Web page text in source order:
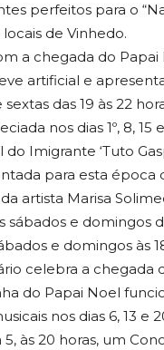
perfeitos para o
de Vinhedo.
a chegada do Papai
artificial e
das 19 às 22
nos dias 1º, 8, 15
Imigrante ‘Tuto
para esta época
artista Marisa
e domingos
e domingos às
celebra a
do Papai Noel
nos dias 6, 13 e
5, às 20 horas, um